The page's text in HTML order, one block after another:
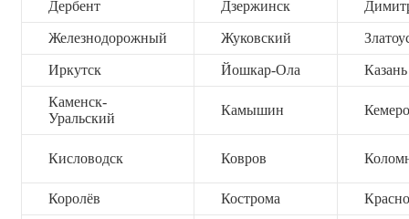
Дербент Дзержинск
Железнодорожный Жуковский
Иркутск Йошкар-Ола Казань
Каменск-
Уральский
Камышин
Кисловодск Ковров
Королёв Кострома